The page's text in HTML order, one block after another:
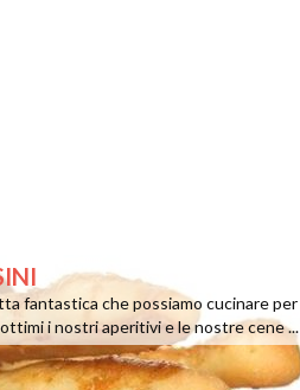
fantastica che possiamo cucinare per
i nostri aperitivi e le nostre cene ...